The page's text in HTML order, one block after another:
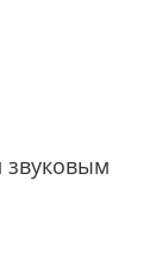
звуковым